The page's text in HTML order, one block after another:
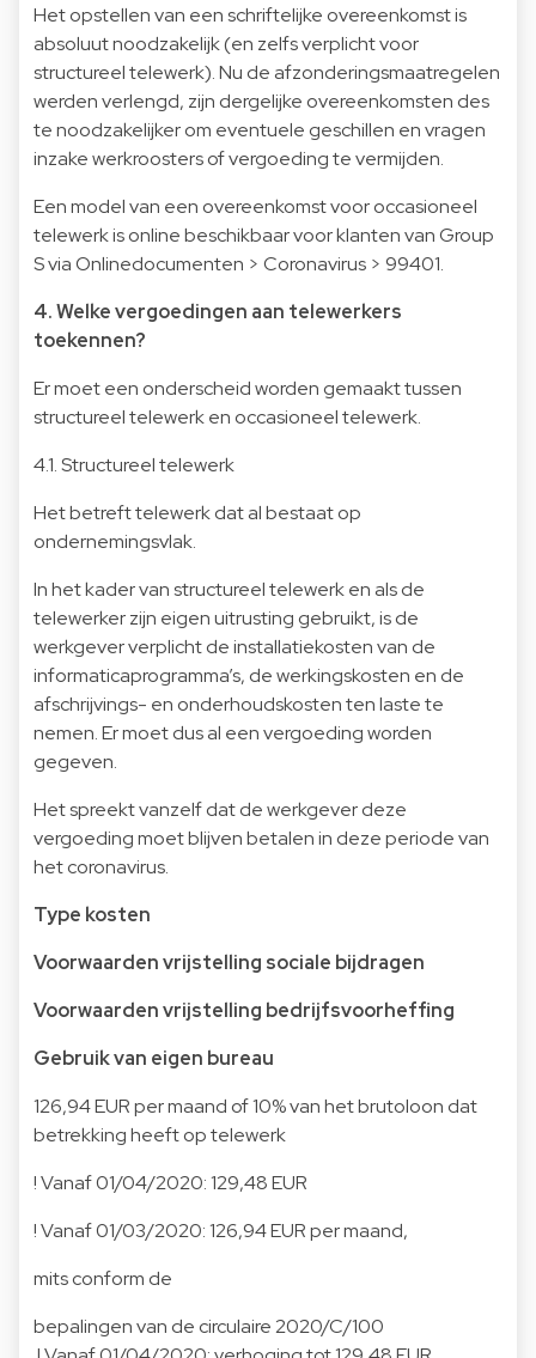
Het opstellen van een schriftelijke overeenkomst is
absoluut noodzakelijk (en zelfs verplicht voor
structureel telewerk). Nu de afzonderingsmaatregelen
werden verlengd, zijn dergelijke overeenkomsten des
te noodzakelijker om eventuele geschillen en vragen
inzake werkroosters of vergoeding te vermijden.
Een model van een overeenkomst voor occasioneel
telewerk is online beschikbaar voor klanten van Group
S via Onlinedocumenten > Coronavirus > 99401.
4. Welke vergoedingen aan telewerkers
toekennen?
Er moet een onderscheid worden gemaakt tussen
structureel telewerk en occasioneel telewerk.
4.1. Structureel telewerk
Het betreft telewerk dat al bestaat op
ondernemingsvlak.
In het kader van structureel telewerk en als de
telewerker zijn eigen uitrusting gebruikt, is de
werkgever verplicht de installatiekosten van de
informaticaprogramma’s, de werkingskosten en de
afschrijvings- en onderhoudskosten ten laste te
nemen. Er moet dus al een vergoeding worden
gegeven.
Het spreekt vanzelf dat de werkgever deze
vergoeding moet blijven betalen in deze periode van
het coronavirus.
Type kosten
Voorwaarden vrijstelling sociale bijdragen
Voorwaarden vrijstelling bedrijfsvoorheffing
Gebruik van eigen bureau
126,94 EUR per maand of 10% van het brutoloon dat
betrekking heeft op telewerk
! Vanaf 01/04/2020: 129,48 EUR
! Vanaf 01/03/2020: 126,94 EUR per maand,
mits conform de
bepalingen van de circulaire2020/C/100